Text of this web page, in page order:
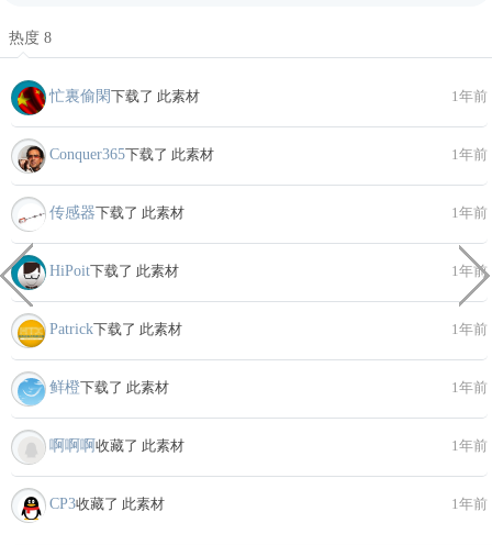
热度 8
忙裏偷閑下载了 此素材 1年前
Conquer365下载了 此素材 1年前
传感器下载了 此素材 1年前
HiPoit下载了 此素材 1年前
Patrick下载了 此素材 1年前
鲜橙下载了 此素材 1年前
啊啊啊 收藏了 此素材 1年前
CP3收藏了 此素材 1年前